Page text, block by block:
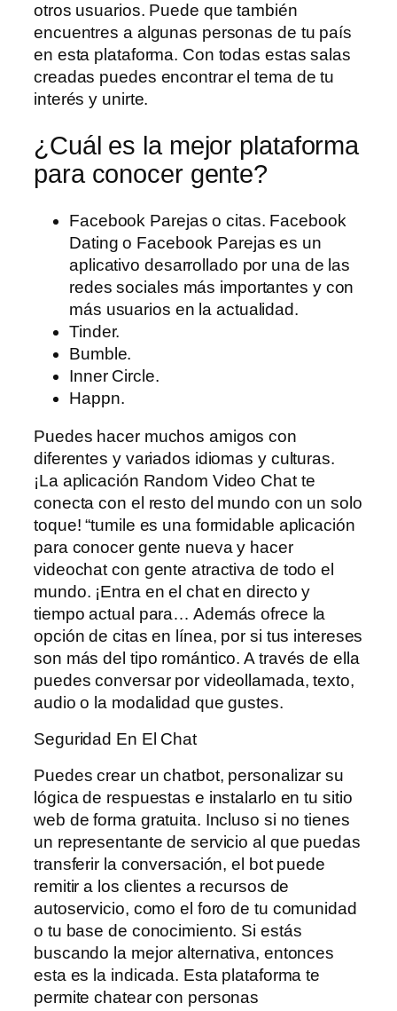
otros usuarios. Puede que también
encuentres a algunas personas de tu país
en esta plataforma. Con todas estas salas
creadas puedes encontrar el tema de tu
interés y unirte.
¿Cuál es la mejor plataforma
para conocer gente?
Facebook Parejas o citas. Facebook
Dating o Facebook Parejas es un
aplicativo desarrollado por una de las
redes sociales más importantes y con
más usuarios en la actualidad.
Tinder.
Bumble.
Inner Circle.
Happn.
Puedes hacer muchos amigos con
diferentes y variados idiomas y culturas.
¡La aplicación Random Video Chat te
conecta con el resto del mundo con un solo
toque! “tumile es una formidable aplicación
para conocer gente nueva y hacer
videochat con gente atractiva de todo el
mundo. ¡Entra en el chat en directo y
tiempo actual para… Además ofrece la
opción de citas en línea, por si tus intereses
son más del tipo romántico. A través de ella
puedes conversar por videollamada, texto,
audio o la modalidad que gustes.
Seguridad En El Chat
Puedes crear un chatbot, personalizar su
lógica de respuestas e instalarlo en tu sitio
web de forma gratuita. Incluso si no tienes
un representante de servicio al que puedas
transferir la conversación, el bot puede
remitir a los clientes a recursos de
autoservicio, como el foro de tu comunidad
o tu base de conocimiento. Si estás
buscando la mejor alternativa, entonces
esta es la indicada. Esta plataforma te
permite chatear con personas